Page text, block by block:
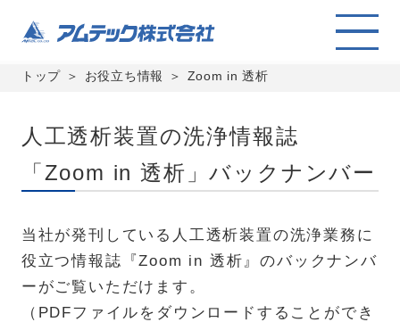
トップ お役立ち情報 Zoom in 透析
人工透析装置の洗浄情報誌
「Zoom in 透析」バックナンバー
当社が発刊している人工透析装置の洗浄業務に
役立つ情報誌『Zoom in 透析』のバックナンバ
ーがご覧いただけます。
（PDFファイルをダウンロードすることができ